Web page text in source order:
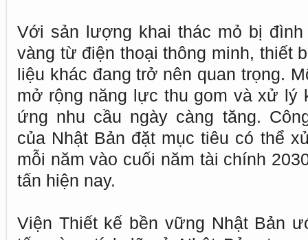
Với sản lượng khai thác mỏ bị
vàng từ điện thoại thông minh, thiết
liệu khác đang trở nên quan trọng.
mở rộng năng lực thu gom và xử lý
ứng nhu cầu ngày càng tăng.
của Nhật Bản đặt mục tiêu có thể
mỗi năm vào cuối năm tài chính
tấn hiện nay.
Viện Thiết kế bền vững Nhật Bản